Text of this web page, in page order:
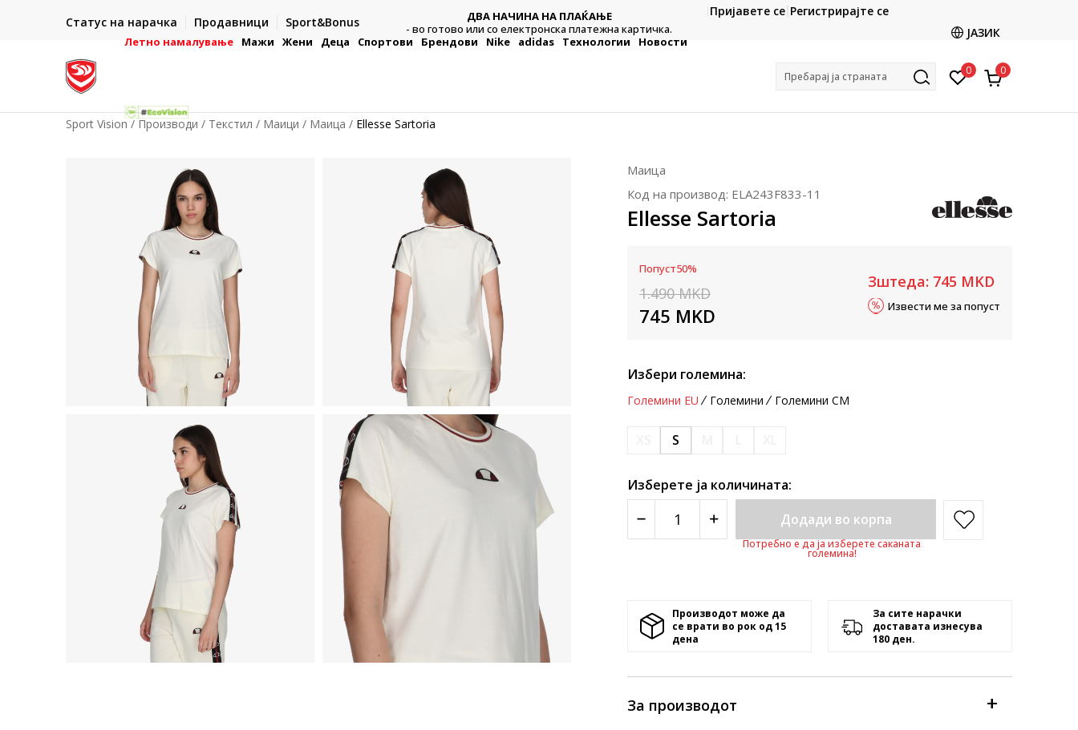
Статус на нарачка Продавници Sport&Bonus
- на сите нарачки во готово или со електронска платежна
ДВА НАЧИНА НА ПЛАЌАЊЕ
- во готово или со електронска платежна картичка.
CLICK & COLLECT
Платете со картичка online и подигнете во продавницата
Пријавете се Регистрирајте се
ЈАЗИК
Летно намалување Мажи Жени Деца Спортови Брендови Nike adidas Технологии Новости
Пребарај ја страната 0 0
Sport Vision Производи Текстил Маици Маица Ellesse Sartoria
Маица
Код на производ: ELA243F833-11
Ellesse Sartoria
Попуст50%
1.490 MKD
745 MKD
Зштеда: 745 MKD
Извести ме за попуст
Избери големина:
Големини EU Големини Големини CM
S
Изберете ја количината:
Додади во корпа
Потребно е да ја изберете саканата
големина!
Производот може да
се врати во рок од 15
денa
За сите нарачки
доставата изнесува
180 ден.
За производот